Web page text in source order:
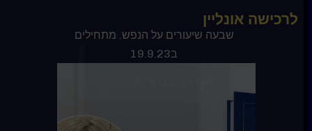
לרכישה אונליין
שבעה שיעורים על הנפש. מתחילים
ב19.9.23
ספר קורס בניסים